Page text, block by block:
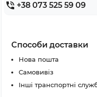
+38 073 525 59 09
Способи доставки
Нова пошта
Самовивіз
Інші транспортні